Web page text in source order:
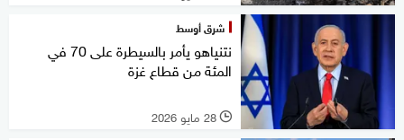
شرق أوسط
نتنياهو يأمر بالسيطرة على 70 في
المئة من قطاع غزة
l 28 مايو 2026